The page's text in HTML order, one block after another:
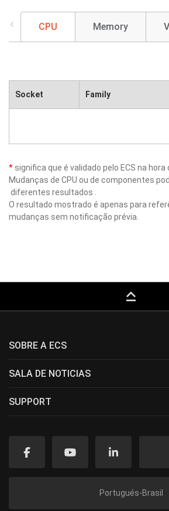
CPU Memory
Socket Family
* significa que é validado pelo ECS na hora
Mudanças de CPU ou de componentes
diferentes resultados .
O resultado mostrado é apenas para
mudanças sem notificação prévia.
keyboard_capslock
SOBRE A ECS
SALA DE NOTICIAS
SUPPORT
Portugués-Brasil